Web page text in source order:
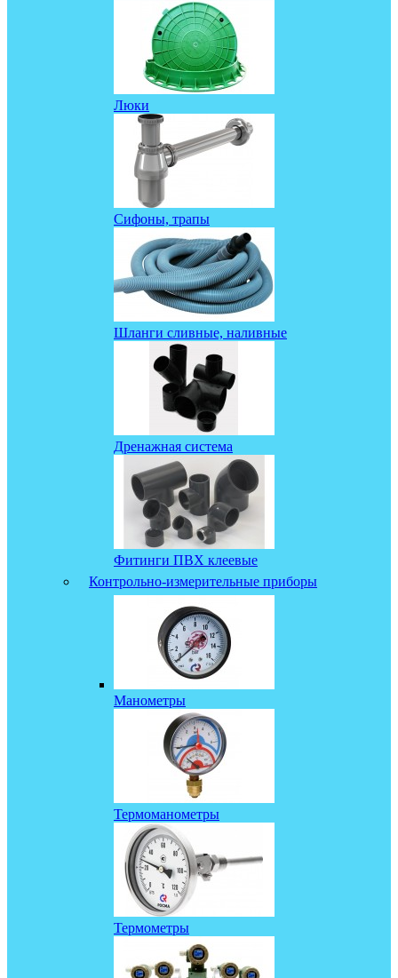
Люки
Сифоны, трапы
Шланги сливные, наливные
Дренажная система
Фитинги ПВХ клеевые
Контрольно-измерительные приборы
Манометры
Термоманометры
Термометры